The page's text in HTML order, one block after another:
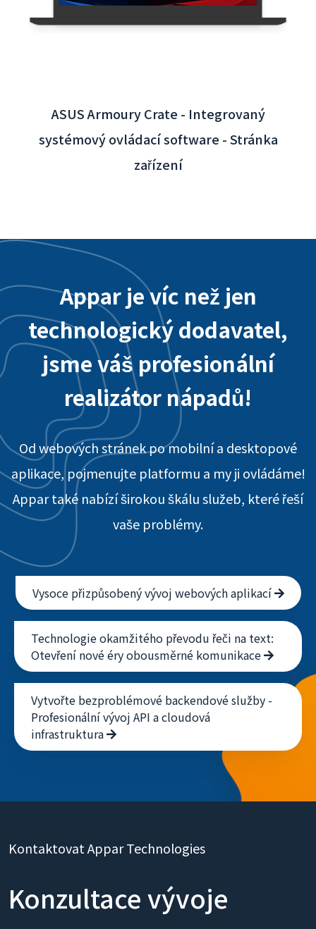
Taoyuan - Integrace backendového systému
Appar je víc než jen
technologický dodavatel,
jsme váš profesionální
realizátor nápadů!
Od webových stránek po mobilní a desktopové
aplikace, pojmenujte platformu a my ji ovládáme!
Appar také nabízí širokou škálu služeb, které řeší
vaše problémy.
Vysoce přizpůsobený vývoj webových aplikací
Technologie okamžitého převodu řeči na text:
Otevření nové éry obousměrné komunikace
Vytvořte bezproblémové backendové služby -
Profesionální vývoj API a cloudová
infrastruktura
Kontaktovat Appar Technologies
Konzultace vývoje